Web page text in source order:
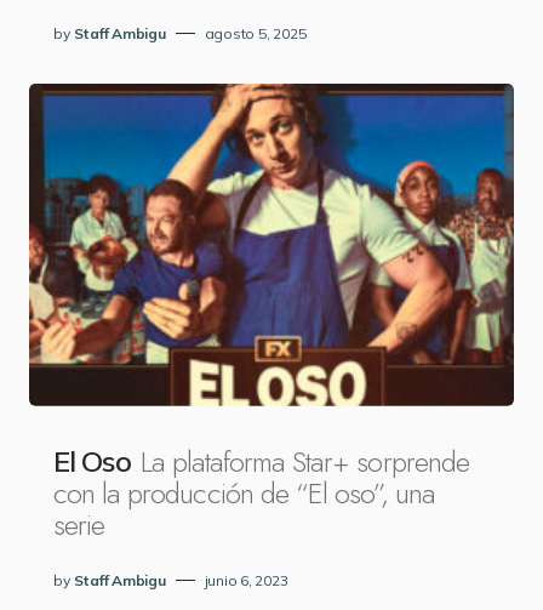
by Staff Ambigu agosto 5, 2025
El Oso La plataforma Star+ sorprende
con la producción de “El oso”, una
serie
by Staff Ambigu junio 6, 2023